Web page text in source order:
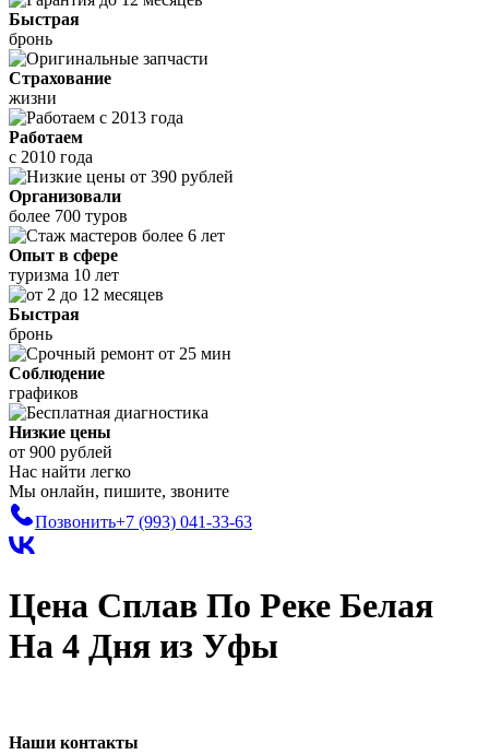
Быстрая
бронь
Страхование
жизни
Работаем
с 2010 года
Организовали
более 700 туров
Опыт в сфере
туризма 10 лет
Быстрая
бронь
Соблюдение
графиков
Низкие цены
от 900 рублей
Нас найти легко
Мы онлайн, пишите, звоните
Позвонить+7 (993) 041-33-63
Цена Сплав По Реке Белая
На 4 Дня из Уфы
Наши контакты